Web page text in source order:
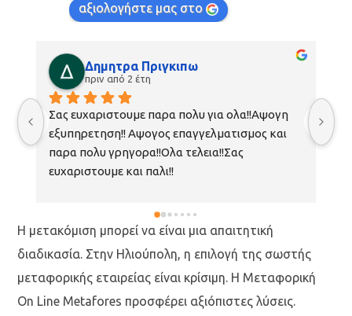
αξιολογήστε μας στο
Δημητρα Πριγκιπω
πριν από 2 έτη
Σας ευχαριστουμε παρα πολυ για ολα!!Αψογη
εξυπηρετηση!! Αψογος επαγγελματισμος και
παρα πολυ γρηγορα!!Ολα τελεια!!Σας
ευχαριστουμε και παλι!!
Η μετακόμιση μπορεί να είναι μια απαιτητική
διαδικασία. Στην Ηλιούπολη, η επιλογή της σωστής
μεταφορικής εταιρείας είναι κρίσιμη. Η Μεταφορική
On Line Metafores προσφέρει αξιόπιστες λύσεις.